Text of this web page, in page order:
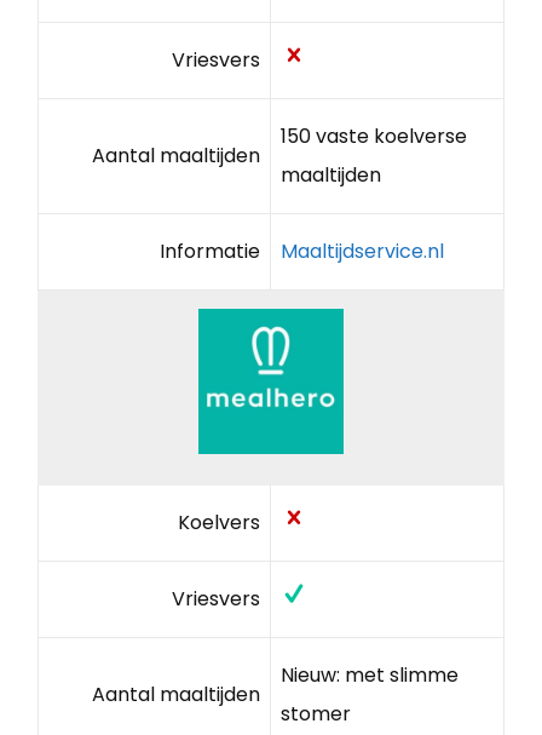
Vriesvers
Aantal maaltijden
150 vaste koelverse
maaltijden
Informatie Maaltijdservice.nl
Koelvers
Vriesvers
Aantal maaltijden
Nieuw: met slimme
stomer